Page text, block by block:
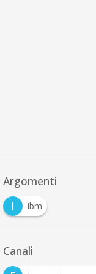
Argomenti
I
ibm
Canali